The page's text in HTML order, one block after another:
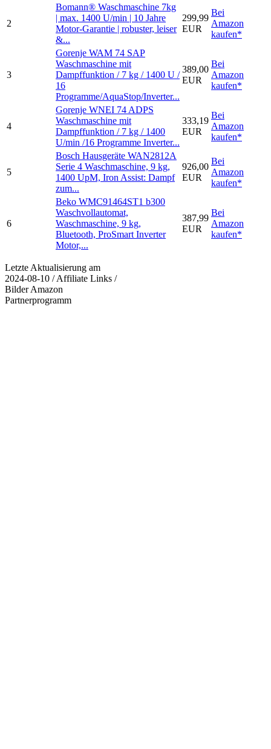
2
Bomann® Waschmaschine 7kg
| max. 1400 U/min | 10 Jahre
Motor-Garantie | robuster, leiser
&...
299,99
EUR
Bei
Amazon
kaufen*
3
Gorenje WAM 74 SAP
Waschmaschine mit
Dampffunktion / 7 kg / 1400 U /
16
Programme/AquaStop/Inverter...
389,00
EUR
Bei
Amazon
kaufen*
4
Gorenje WNEI 74 ADPS
Waschmaschine mit
Dampffunktion / 7 kg / 1400
U/min /16 Programme Inverter...
333,19
EUR
Bei
Amazon
kaufen*
5
Bosch Hausgeräte WAN2812A
Serie 4 Waschmaschine, 9 kg,
1400 UpM, Iron Assist: Dampf
zum...
926,00
EUR
Bei
Amazon
kaufen*
6
Beko WMC91464ST1 b300
Waschvollautomat,
Waschmaschine, 9 kg,
Bluetooth, ProSmart Inverter
Motor,...
387,99
EUR
Bei
Amazon
kaufen*
Letzte Aktualisierung am
2024-08-10 / Affiliate Links /
Bilder Amazon
Partnerprogramm